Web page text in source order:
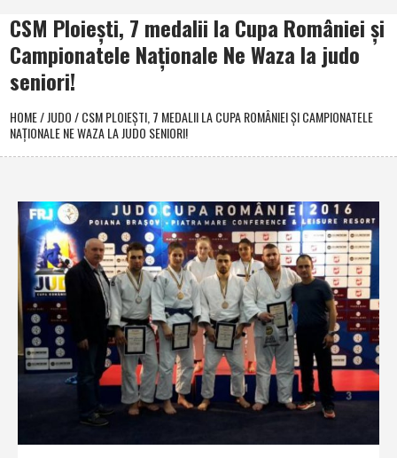
CSM Ploieşti, 7 medalii la Cupa României şi
Campionatele Naţionale Ne Waza la judo
seniori!
HOME/JUDO/CSM PLOIEŞTI, 7 MEDALII LA CUPA ROMÂNIEI ŞI CAMPIONATELE
NAŢIONALE NE WAZA LA JUDO SENIORI!